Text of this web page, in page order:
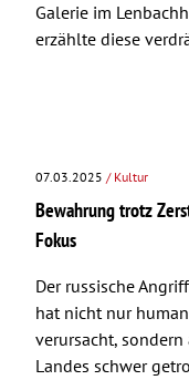
Galerie im
erzählte diese
07.03.2025 / Kultur
Bewahrung trotz
Fokus
Der russische
hat nicht nur
verursacht,
Landes schwer